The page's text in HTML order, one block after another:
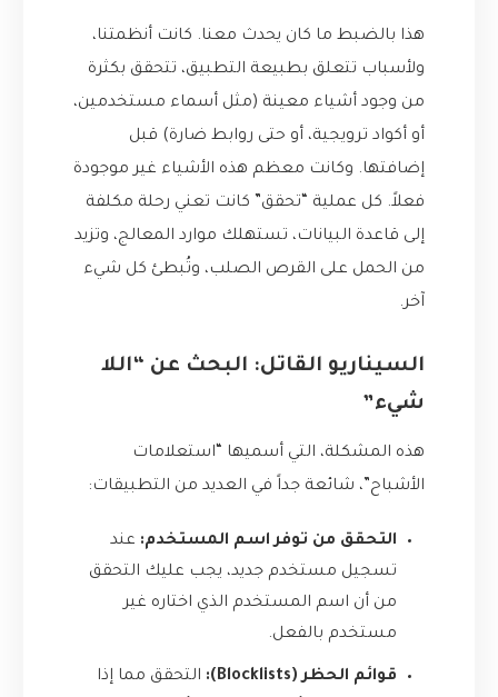
هذا بالضبط ما كان يحدث معنا. كانت أنظمتنا،
ولأسباب تتعلق بطبيعة التطبيق، تتحقق بكثرة
من وجود أشياء معينة (مثل أسماء مستخدمين،
أو أكواد ترويجية، أو حتى روابط ضارة) قبل
إضافتها. وكانت معظم هذه الأشياء غير موجودة
فعلاً. كل عملية “تحقق” كانت تعني رحلة مكلفة
إلى قاعدة البيانات، تستهلك موارد المعالج، وتزيد
من الحمل على القرص الصلب، وتُبطئ كل شيء
آخر.
السيناريو القاتل: البحث عن “اللا
شيء”
هذه المشكلة، التي أسميها “استعلامات
الأشباح”، شائعة جداً في العديد من التطبيقات:
التحقق من توفر اسم المستخدم: عند
تسجيل مستخدم جديد، يجب عليك التحقق
من أن اسم المستخدم الذي اختاره غير
مستخدم بالفعل.
قوائم الحظر (Blocklists):
التحقق مما إذا